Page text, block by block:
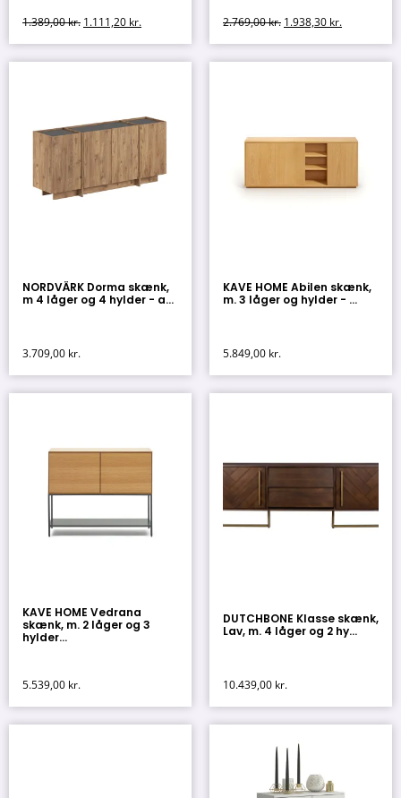
1.389,00kr. 1.111,20 kr. 2.769,00kr. 1.938,30 kr.
NORDVÄRK Dorma skænk,
m 4 låger og 4 hylder - a...
3.709,00 kr.
KAVE HOME Abilen skænk,
m. 3 låger og hylder - ...
5.849,00 kr.
KAVE HOME Vedrana
skænk, m. 2 låger og 3
hylder...
5.539,00 kr.
DUTCHBONE Klasse skænk,
Lav, m. 4 låger og 2 hy...
10.439,00 kr.